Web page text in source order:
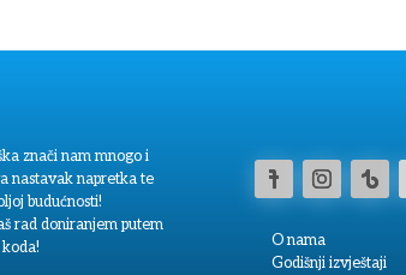
znači nam mnogo i
nastavak napretka te
budućnosti!
rad doniranjem putem
O nama
Godišnji izvještaji